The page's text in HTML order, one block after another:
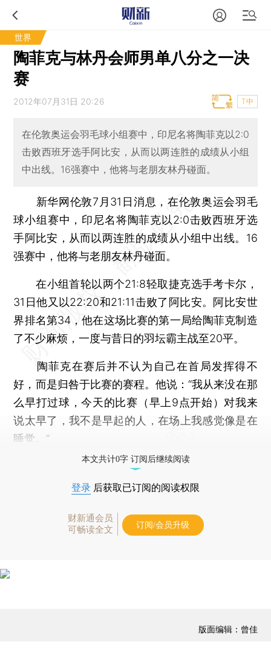
世界
陶菲克与林丹会师男单八分之一决
赛
2012年07月31日 20:26 T中
在伦敦奥运会羽毛球小组赛中，印尼名将陶菲克以2:0
击败西班牙选手阿比安，从而以两连胜的成绩从小组
中出线。16强赛中，他将与老朋友林丹碰面。
新华网伦敦7月31日消息，在伦敦奥运会羽毛
球小组赛中，印尼名将陶菲克以2:0击败西班牙选
手阿比安，从而以两连胜的成绩从小组中出线。16
强赛中，他将与老朋友林丹碰面。
在小组首轮以两个21:8轻取捷克选手考卡尔，
31日他又以22:20和21:11击败了阿比安。阿比安世
界排名第34，他在这场比赛的第一局给陶菲克制造
了不少麻烦，一度与昔日的羽坛霸主战至20平。
陶菲克在赛后并不认为自己在首局发挥得不
好，而是归咎于比赛的赛程。他说：“我从来没在那
么早打过球，今天的比赛（早上9点开始）对我来
说太早了，我不是早起的人，在场上我感觉像是在
睡觉。”
本文共计0字 订阅后继续阅读
登录 后获取已订阅的阅读权限
财新通会员
可畅读全文
订阅/会员升级
版面编辑：曾佳